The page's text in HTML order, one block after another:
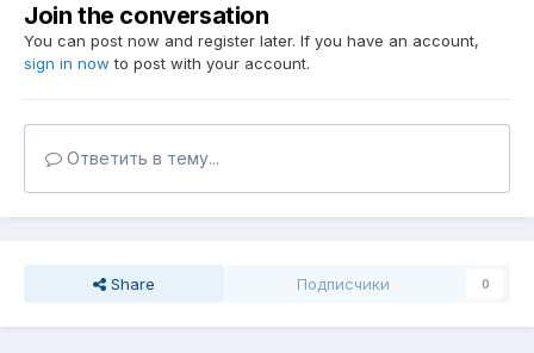
Join the conversation
You can post now and register later. If you have an account,
sign in now to post with your account.
Ответить в тему...
Share Подписчики 0